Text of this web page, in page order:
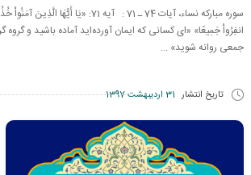
سوره مبارکه نساء، آیات 74 ـ 71 : آیه 71:
انفِرُواْ جَمِيعًا» «اى كسانى كه ايمان آورده‌‏ايد آماده باشيد و گروه
جمعى روانه شويد» ...
تاریخ انتشار 31 اردیبهشت 1397